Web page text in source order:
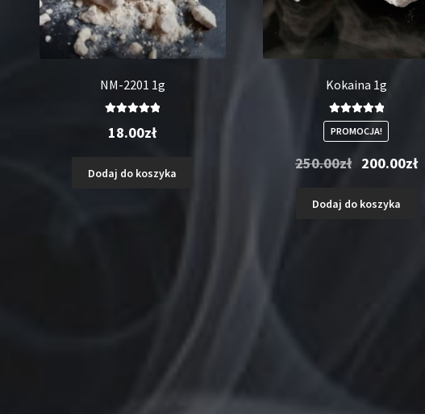
NM-2201 1g
5.00na 5
18.00zł
Dodaj do koszyka
Kokaina 1g
Oceniono
5.00na 5
PROMOCJA!
250.00zł
Pierwotna
250.00zł.
200.00zł
Dodaj do koszyka